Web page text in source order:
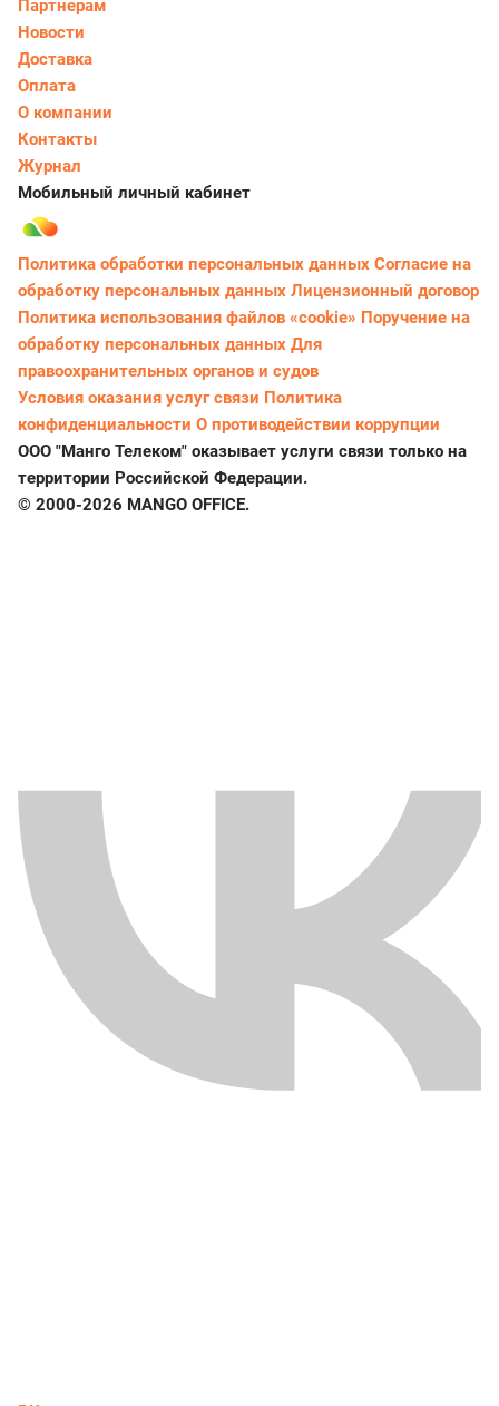
Партнерам
Новости
Доставка
Оплата
О компании
Контакты
Журнал
Мобильный личный кабинет
Политика обработки персональных данных Согласие на
обработку персональных данных Лицензионный договор
Политика использования файлов «cookie» Поручение на
обработку персональных данных Для
правоохранительных органов и судов
Условия оказания услуг связи Политика
конфиденциальности О противодействии коррупции
ООО "Манго Телеком" оказывает услуги связи только на
территории Российской Федерации.
© 2000-2026 MANGO OFFICE.